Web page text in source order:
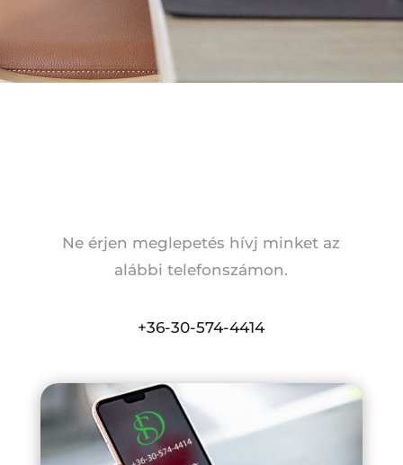
Ne érjen meglepetés hívj minket az
alábbi telefonszámon.
+36-30-574-4414